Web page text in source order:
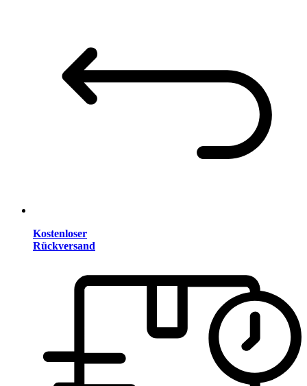
Kostenloser
Rückversand